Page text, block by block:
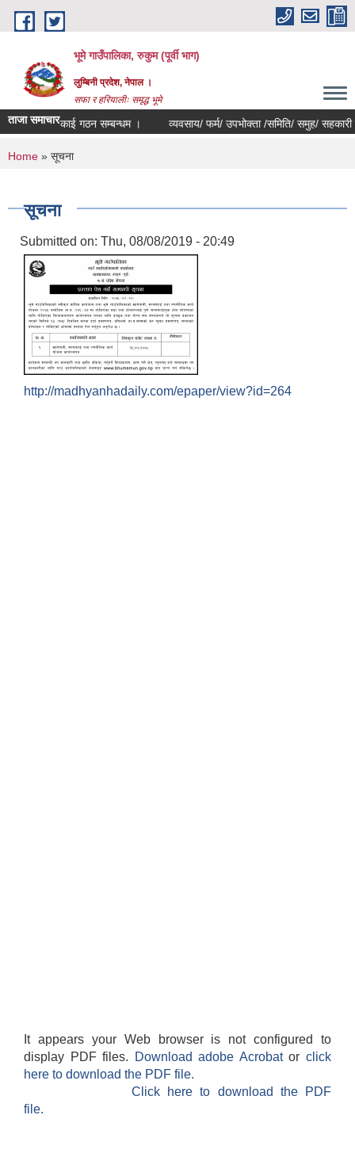
Skip to main content
भूमे गाउँपालिका, रुकुम (पूर्वी भाग)
लुम्बिनी प्रदेश, नेपाल ।
सफा र हरियालीः समृद्ध भूमे
ताजा समाचार
इकाई गठन सम्बन्धम । व्यवसाय/ फर्म/ उपभोक्ता /समिति/ समुह/ सहकारी संस्था
You are here
Home » सूचना
सूचना
Submitted on: Thu, 08/08/2019 - 20:49
http://madhyanhadaily.com/epaper/view?id=264
It appears your Web browser is not configured to
display PDF files.
Download adobe Acrobatorclick
here to download the PDF file.
Click here to download the PDF
file.